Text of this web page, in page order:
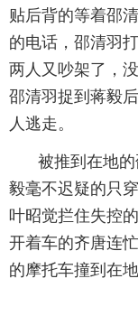
贴后背的等着邵
的电话，邵清羽
两人又吵架了，
邵清羽捉到蒋毅
人逃走。
被推到在地
毅毫不迟疑的只
叶昭觉拦住失控
开着车的齐唐连
的摩托车撞到在地